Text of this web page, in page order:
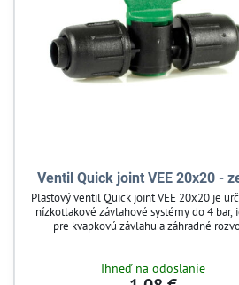
Ventil Quick joint VEE 20x20 -
Plastový ventil Quick joint VEE 20x20 je
nízkotlakové závlahové systémy do 4 bar,
pre kvapkovú závlahu a záhradné
Ventil je kompatibilný s PE hadicami a
Ihneď na odoslanie